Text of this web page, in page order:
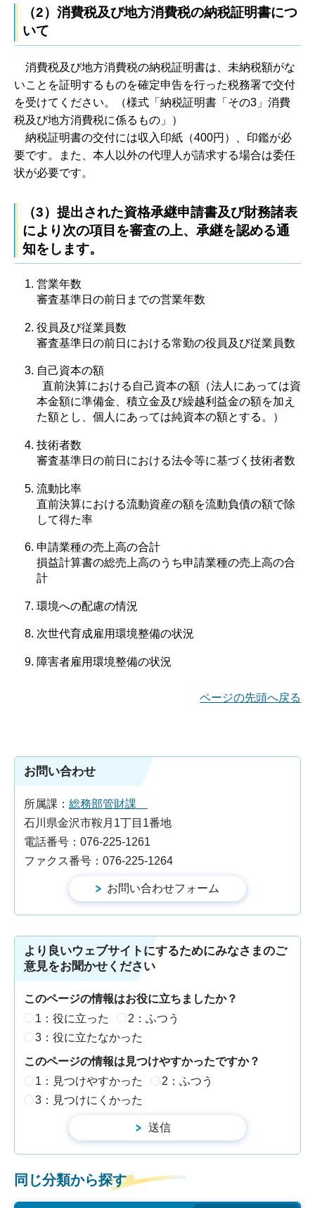
（2）消費税及び地方消費税の納税証明書につ
いて
消費税及び地方消費税の納税証明書は、未納税額がな
いことを証明するものを確定申告を行った税務署で交付
を受けてください。（様式「納税証明書「その3」消費
税及び地方消費税に係るもの」）
納税証明書の交付には収入印紙（400円）、印鑑が必
要です。また、本人以外の代理人が請求する場合は委任
状が必要です。
（3）提出された資格承継申請書及び財務諸表
により次の項目を審査の上、承継を認める通
知をします。
営業年数
審査基準日の前日までの営業年数
役員及び従業員数
審査基準日の前日における常勤の役員及び従業員数
自己資本の額
直前決算における自己資本の額（法人にあっては資
本金額に準備金、積立金及び繰越利益金の額を加え
た額とし、個人にあっては純資本の額とする。）
技術者数
審査基準日の前日における法令等に基づく技術者数
流動比率
直前決算における流動資産の額を流動負債の額で除
して得た率
申請業種の売上高の合計
損益計算書の総売上高のうち申請業種の売上高の合
計
環境への配慮の情況
次世代育成雇用環境整備の状況
障害者雇用環境整備の状況
ページの先頭へ戻る
お問い合わせ
所属課： 総務部管財課
石川県金沢市鞍月1丁目1番地
電話番号：076-225-1261
ファクス番号：076-225-1264
より良いウェブサイトにするためにみなさまのご
意見をお聞かせください
このページの情報はお役に立ちましたか？
1：役に立った
2：ふつう
3：役に立たなかった
このページの情報は見つけやすかったですか？
1：見つけやすかった
2：ふつう
3：見つけにくかった
同じ分類から探す